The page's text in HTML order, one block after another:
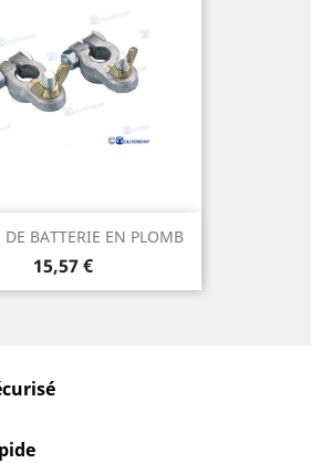
DE BATTERIE EN PLOMB
Prix
15,57 €